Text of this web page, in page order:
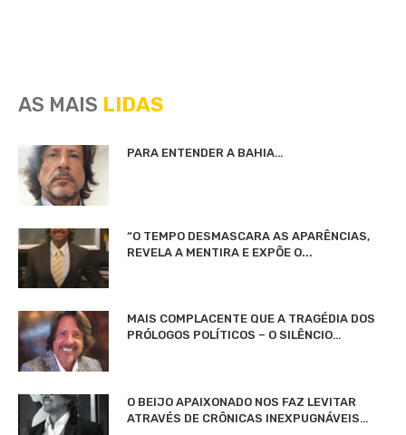
AS MAIS LIDAS
PARA ENTENDER A BAHIA…
“O TEMPO DESMASCARA AS APARÊNCIAS,
REVELA A MENTIRA E EXPÕE O...
MAIS COMPLACENTE QUE A TRAGÉDIA DOS
PRÓLOGOS POLÍTICOS – O SILÊNCIO…
O BEIJO APAIXONADO NOS FAZ LEVITAR
ATRAVÉS DE CRÔNICAS INEXPUGNÁVEIS…